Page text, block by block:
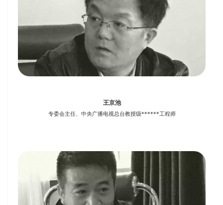
王京池
专委会主任、中央广播电视总台教授级******工程师